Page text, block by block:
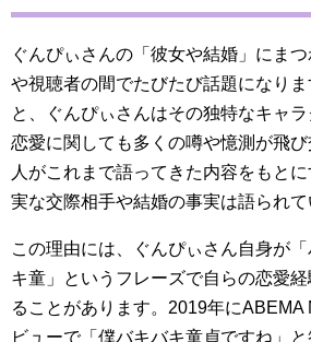
ぐんぴぃさんの「彼女や結婚」にま
や視聴者の間でたびたび話題になりま
と、ぐんぴぃさんはその独特なキャラ
恋愛に関しても多くの噂や憶測が飛
人がこれまで語ってきた内容をもと
実な交際相手や結婚の事実は語られて
この理由には、ぐんぴぃさん自身が
キ童」というフレーズで自らの恋愛
ることがあります。2019年にABEMA
ビューで「僕バキバキ童貞ですね」